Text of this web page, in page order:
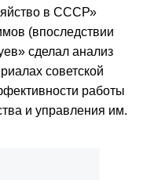
в СССР»
(впоследствии
сделал анализ
советской
работы
и управления им.